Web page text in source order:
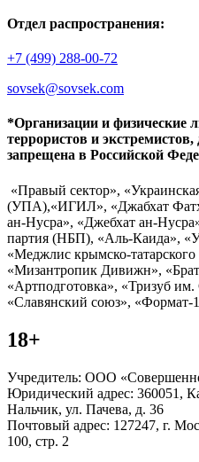
Отдел распространения:
+7 (499) 288-00-72
sovsek@sovsek.com
*Организации и физические
террористов и
запрещена в Российской
«Правый сектор»,
(УПА),«ИГИЛ», «Джабхат
ан-Нусра», «Джебхат ан-
партия (НБП), «Аль-Каида»,
«Меджлис крымско-
«Мизантропик Дивижн»,
«Артподготовка», «Тризуб
«Славянский союз», «Формат-
18+
Учредитель: ООО
Юридический адрес: 360051,
Нальчик, ул. Пачева, д. 36
Почтовый адрес: 127247, г.
100, стр. 2